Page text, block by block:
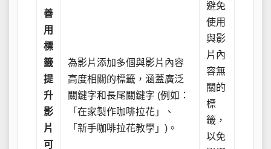
善
用
標
籤
提
升
影
片
可
為影片添加多個與影片內容
高度相關的標籤，涵蓋廣泛
關鍵字和長尾關鍵字 (例如：
「在家製作咖啡拉花」、
「新手咖啡拉花教學」)。
避免
使用
與影
片內
容無
關的
標
籤，
以免